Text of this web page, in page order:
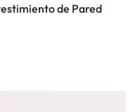
de Pared